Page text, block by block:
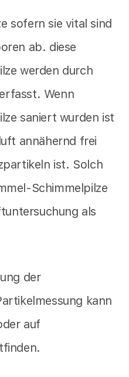
sofern sie vital sind
ab. diese
werden durch
Wenn
saniert wurden ist
annähernd frei
ist. Solch
Schimmelpilze
als
der
kann
auf